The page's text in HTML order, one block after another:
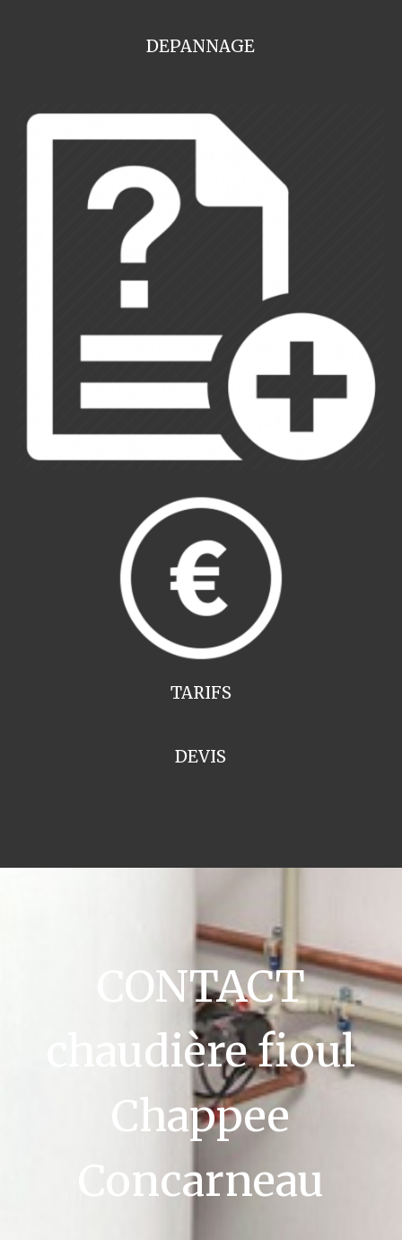
DEPANNAGE
TARIFS
DEVIS
CONTACT
chaudière fioul
Chappee
Concarneau